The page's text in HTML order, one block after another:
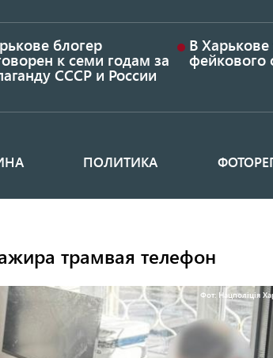
блогер
к семи годам за
СССР и России
В
фейкового
ПОЛИТИКА
трамвая телефон
Фот: Нацполіція